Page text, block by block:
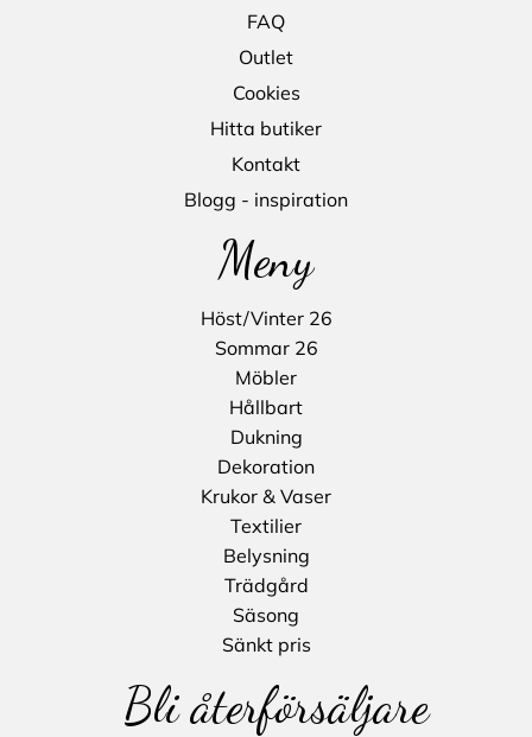
FAQ
Outlet
Cookies
Hitta butiker
Kontakt
Blogg - inspiration
Meny
Höst/Vinter 26
Sommar 26
Möbler
Hållbart
Dukning
Dekoration
Krukor & Vaser
Textilier
Belysning
Trädgård
Säsong
Sänkt pris
Bli återförsäljare